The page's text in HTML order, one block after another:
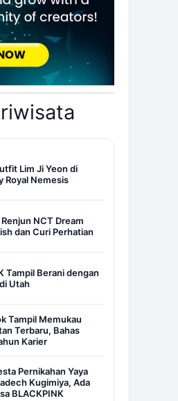
Lim Ji Yeon di
Royal Nemesis
NCT Dream
dan Curi Perhatian
Tampil Berani dengan
Utah
Tampil Memukau
Terbaru, Bahas
Karier
Pernikahan Yaya
Kugimiya, Ada
BLACKPINK